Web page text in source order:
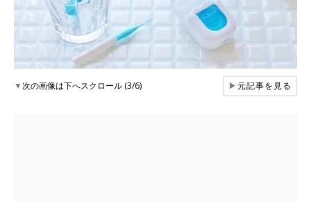
▼次の画像は下へスクロール (3/6) ▶元記事を見る